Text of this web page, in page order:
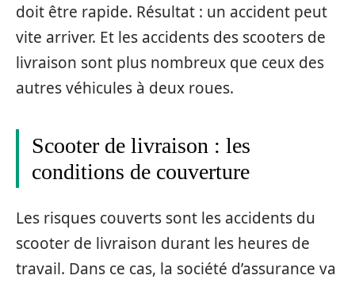
doit être rapide. Résultat : un accident peut
vite arriver. Et les accidents des scooters de
livraison sont plus nombreux que ceux des
autres véhicules à deux roues.
Scooter de livraison : les
conditions de couverture
Les risques couverts sont les accidents du
scooter de livraison durant les heures de
travail. Dans ce cas, la société d’assurance va